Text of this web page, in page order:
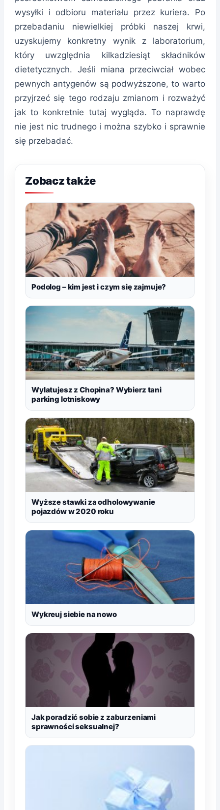
wysyłki i odbioru materiału przez kuriera. Po
przebadaniu niewielkiej próbki naszej krwi,
uzyskujemy konkretny wynik z laboratorium,
który uwzględnia kilkadziesiąt składników
dietetycznych. Jeśli miana przeciwciał wobec
pewnych antygenów są podwyższone, to warto
przyjrzeć się tego rodzaju zmianom i rozważyć
jak to konkretnie tutaj wygląda. To naprawdę
nie jest nic trudnego i można szybko i sprawnie
się przebadać.
Zobacz także
Podolog – kim jest i czym się zajmuje?
Wylatujesz z Chopina? Wybierz tani
parking lotniskowy
Wyższe stawki za odholowywanie
pojazdów w 2020 roku
Wykreuj siebie na nowo
Jak poradzić sobie z zaburzeniami
sprawności seksualnej?